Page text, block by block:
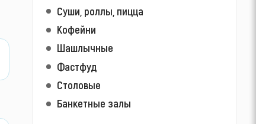
Суши, роллы, пицца
Кофейни
Шашлычные
Фастфуд
Столовые
Банкетные залы